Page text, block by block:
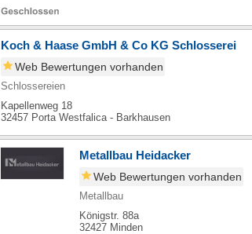
Koch & Haase GmbH & Co KG Schlosserei
Web Bewertungen vorhanden
Schlossereien
Kapellenweg 18
32457 Porta Westfalica - Barkhausen
Metallbau Heidacker
Web Bewertungen vorhanden
Metallbau
Königstr. 88a
32427 Minden